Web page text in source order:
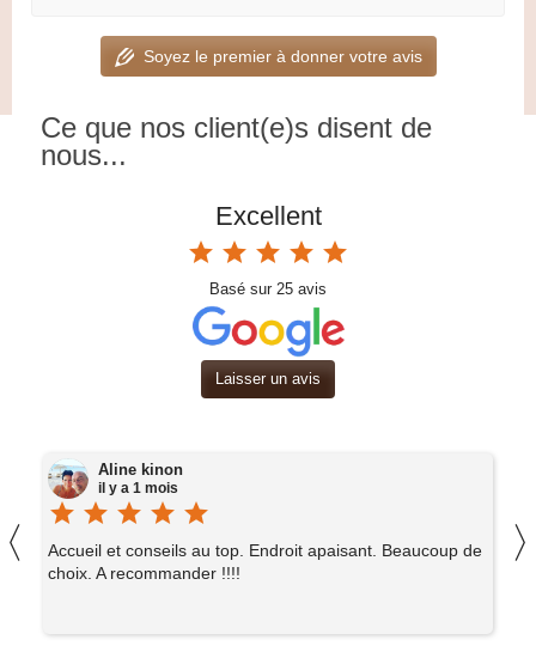
Soyez le premier à donner votre avis
Ce que nos client(e)s disent de
nous...
Excellent
star star star star star
Basé sur 25 avis
Laisser un avis
Aline kinon
il y a 1 mois
star star star star star
Accueil et conseils au top. Endroit apaisant. Beaucoup de
choix. A recommander !!!!